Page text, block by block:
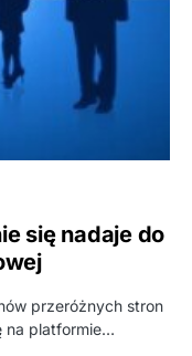
się nadaje do
przeróżnych stron
na platformie…